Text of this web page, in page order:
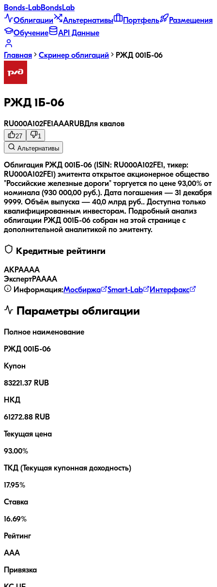
Bonds-LabBondsLab
Облигации
Альтернативы Портфель
Размещения
Обучение
API Данные
Главная Скринер облигаций РЖД 001Б-06
РЖД 1Б-06
RU000A102FE1AAARUBДля квалов
27
1
Альтернативы
Облигация РЖД 001Б-06 (ISIN: RU000A102FE1, тикер:
RU000A102FE1) эмитента открытое акционерное общество
"Российские железные дороги" торгуется по цене 93,00% от
номинала (930 000,00 руб.). Дата погашения — 31 декабря
9999. Объём выпуска — 40,0 млрд руб.. Доступна только
квалифицированным инвесторам.
Подробный анализ
облигации РЖД 001Б-06 собран на этой странице с
дополнительной аналитикой по эмитенту.
Кредитные рейтинги
АКРАAAA
ЭкспертРАAAA
Информация:Мосбиржа Smart-Lab Интерфакс
Параметры облигации
Полное наименование
РЖД 001Б-06
Купон
83221.37 RUB
НКД
61272.88 RUB
Текущая цена
93.00%
ТКД (Текущая купонная доходность)
17.95%
Ставка
16.69%
Рейтинг
AAA
Привязка